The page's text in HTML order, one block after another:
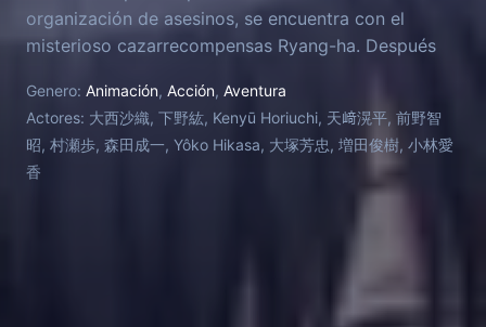
organización de asesinos, se encuentra con el
misterioso cazarrecompensas Ryang-ha. Después
habilidades y de pensar que este será su fin, la única
exigencia de Ryang-ha es intercambiar su
información de contacto. Desde entonces, los días
de Ryang-ha acechándola han comenzado. ¡Una
Genero: Animación, Acción, Aventura
Actores: 大西沙織, 下野紘, Kenyū Horiuchi, 天﨑滉平, 前野智
昭, 村瀬歩, 森田成一, Yôko Hikasa, 大塚芳忠, 増田俊樹, 小林愛
香